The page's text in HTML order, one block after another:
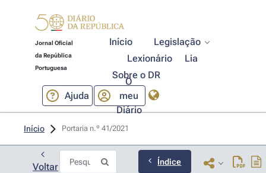
Jornal Oficial
da República
Portuguesa
Início
Legislação
Lexionário
Lia
Sobre o DR
Ajuda
O
meu
Diário
Início Portaria n.º 41/2021
Voltar Índice